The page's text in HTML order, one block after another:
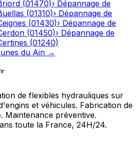
(01470)› Dépannage de
(01310)› Dépannage de
(01430)› Dépannage de
(01450)› Dépannage de
(01240)
du Ain →
de flexibles hydrauliques sur
et véhicules. Fabrication de
Maintenance préventive.
toute la France, 24H/24.